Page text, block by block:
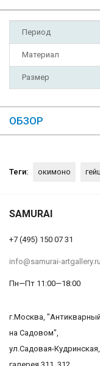
Период
Материал
Размер
ОБЗОР
Теги: окимоно
SAMURAI
+7 (495) 150 07 31
info@samurai-artgallery.ru
Пн—Пт 11:00—18:00
г.Москва,
на Садовом",
ул.Садовая-Кудринская,